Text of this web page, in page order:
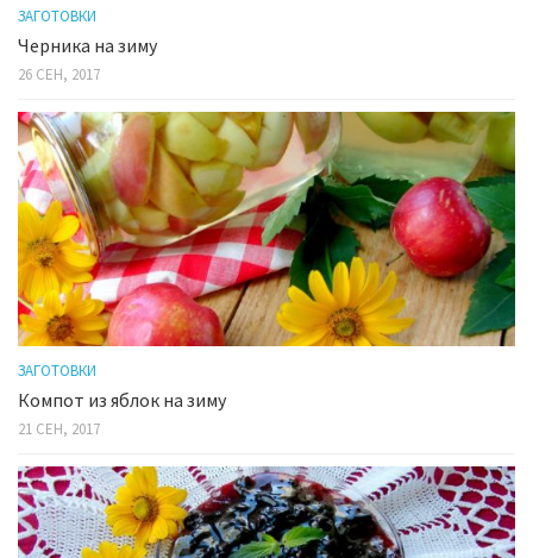
ЗАГОТОВКИ
Черника на зиму
26 СЕН, 2017
ЗАГОТОВКИ
Компот из яблок на зиму
21 СЕН, 2017